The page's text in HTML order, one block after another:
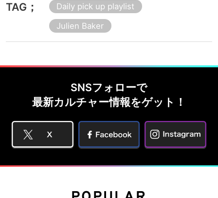
TAG；
Daily pick up playlist
Julien Baker
SNSフォローで
最新カルチャー情報をゲット！